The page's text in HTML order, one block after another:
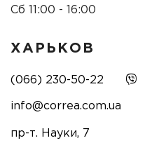
Сб 11:00 - 16:00
ХАРЬКОВ
(066) 230-50-22
info@correa.com.ua
пр-т. Науки, 7